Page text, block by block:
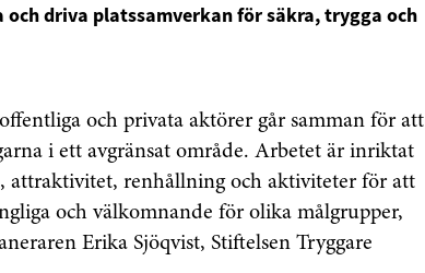
driva platssamverkan för säkra, trygga och
och privata aktörer går samman för att
i ett avgränsat område. Arbetet är inriktat
attraktivitet, renhållning och aktiviteter för att
och välkomnande för olika målgrupper,
Erika Sjöqvist, Stiftelsen Tryggare